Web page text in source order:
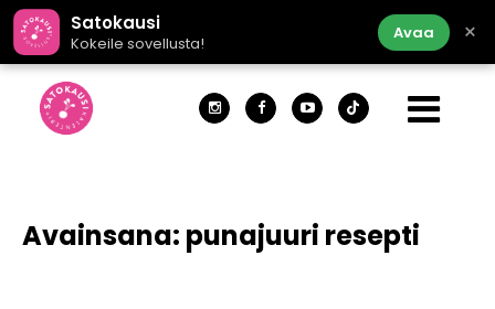
Satokausi
Kokeile sovellusta!
Avaa ×
Avainsana: punajuuri resepti